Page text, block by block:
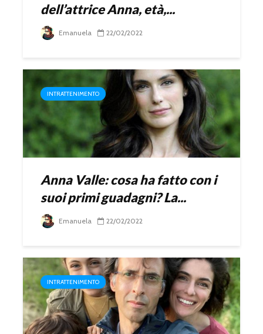
dell’attrice Anna, età,...
Emanuela 22/02/2022
INTRATTENIMENTO
Anna Valle: cosa ha fatto con i
suoi primi guadagni? La...
Emanuela 22/02/2022
INTRATTENIMENTO